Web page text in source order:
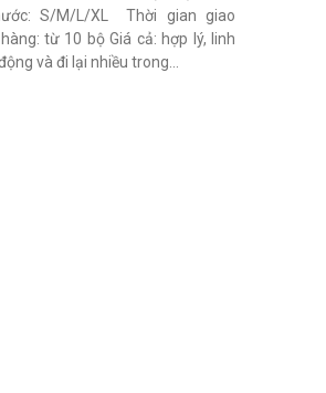
S/M/L/XL Thời gian giao
từ 10 bộ Giá cả: hợp lý, linh
và đi lại nhiều trong...